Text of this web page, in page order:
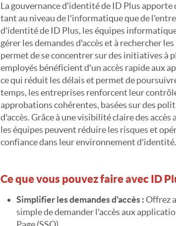
La gouvernance d'identité de ID Plus
tant au niveau de l'informatique que de
d'identité de ID Plus, les équipes
gérer les demandes d'accès et à rechercher
permet de se concentrer sur des initiatives à
employés bénéficient d'un accès rapide aux
ce qui réduit les délais et permet de
temps, les entreprises renforcent leur
approbations cohérentes, basées sur des
d'accès. Grâce à une visibilité claire des
les équipes peuvent réduire les risques et
confiance dans leur environnement d'identité.
Ce que vous pouvez faire avec ID
Simplifier les demandes d'accès :Offrez
simple de demander l'accès aux